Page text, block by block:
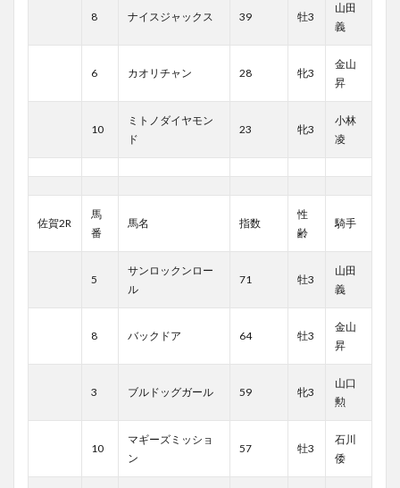
8 ナイスジャックス 39 牡3
山田
義
6 カオリチャン 28 牝3
金山
昇
10
ミトノダイヤモン
ド
23 牝3
小林
凌
佐賀2R
馬
番
馬名 指数
性
齢
騎手
5
サンロックンロー
ル
71 牡3
山田
義
8 バックドア 64 牡3
金山
昇
3 ブルドッグガール 59 牝3
山口
勲
10
マギーズミッショ
ン
57 牡3
石川
倭